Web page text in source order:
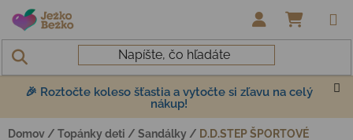
Prejsť na obsah
🎉 Roztočte koleso šťastia a vytočte si zľavu na celý
nákup!
Domov / Topánky deti / Sandálky / D.D.STEP ŠPORTOVÉ